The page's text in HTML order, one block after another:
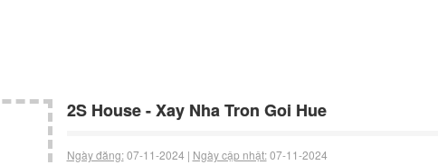
2S House - Xay Nha Tron Goi Hue
Ngày đăng:07-11-2024 | Ngày cập nhật:07-11-2024